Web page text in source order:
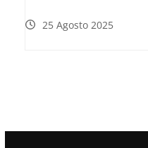
25 Agosto 2025